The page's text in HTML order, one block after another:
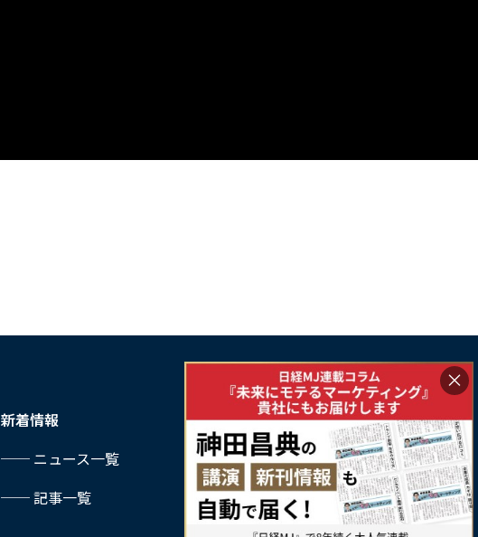
×
新着情報
── ニュース一覧
── 記事一覧
サービス利用規約
プライバシーポリシー
特定商取引法に基づく表記